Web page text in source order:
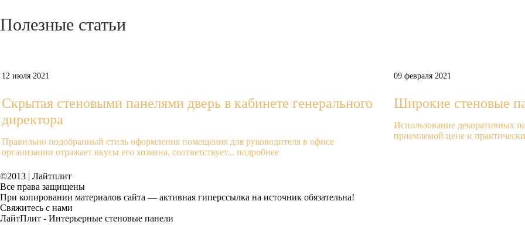
Полезные статьи
12 июля 2021
Скрытая стеновыми панелями дверь в кабинете генерального
директора
Правильно подобранный стиль оформления помещения для руководителя в офисе
организации отражает вкусы его хозяина, соответствует... подробнее
09 февраля 2021
Широкие стеновые
Использование декоративных
приемлемой цене и
©2013 | Лайтплит
Все права защищены
При копировании материалов сайта — активная гиперссылка на источник обязательна!
Свяжитесь с нами
ЛайтПлит - Интерьерные стеновые панели